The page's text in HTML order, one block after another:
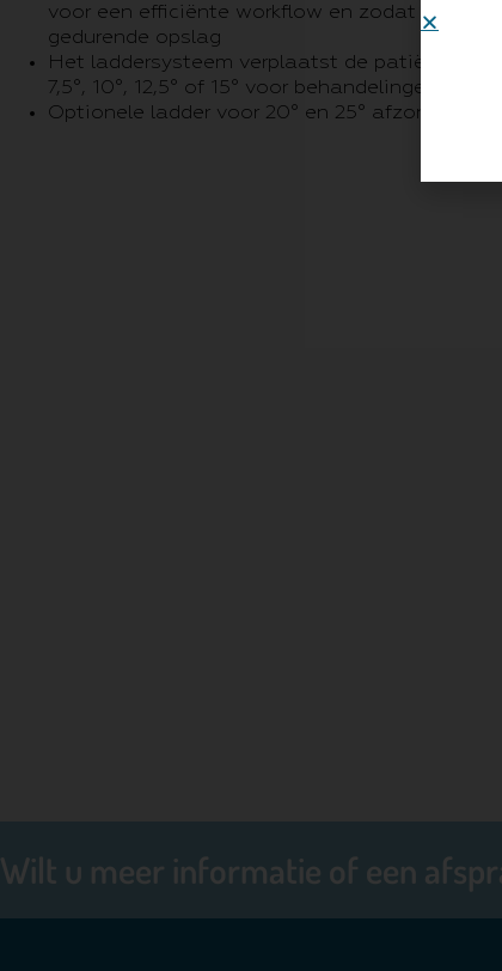
voor een efficiënte workflow en zodat ze op
gedurende opslag
Het laddersysteem verplaatst de patiënt naar
7,5°, 10°, 12,5° of 15° voor behandelingen van
Optionele ladder voor 20° en 25° afzonderlijk
Wilt u meer informatie of een